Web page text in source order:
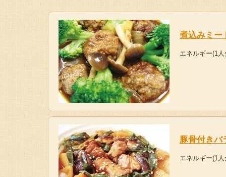
煮込みミー
エネルギー(1人
豚骨付きバ
エネルギー(1人